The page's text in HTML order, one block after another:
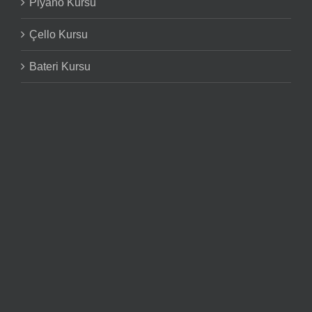
Çello Kursu
Bateri Kursu